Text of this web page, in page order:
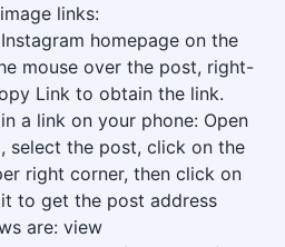
links:
homepage on the
mouse over the post, right-
Link to obtain the link.
a link on your phone: Open
select the post, click on the
right corner, then click on
to get the post address
are: view